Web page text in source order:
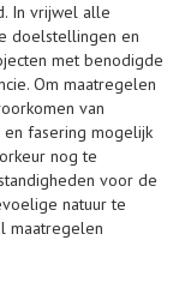
In vrijwel alle
doelstellingen en
met benodigde
Om maatregelen
van
fasering mogelijk
nog te
voor de
natuur te
maatregelen